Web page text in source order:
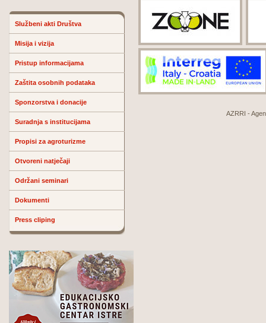
Službeni akti Društva
Misija i vizija
Pristup informacijama
Zaštita osobnih podataka
Sponzorstva i donacije
Suradnja s institucijama
Propisi za agroturizme
Otvoreni natječaji
Održani seminari
Dokumenti
Press cliping
AZRRI -